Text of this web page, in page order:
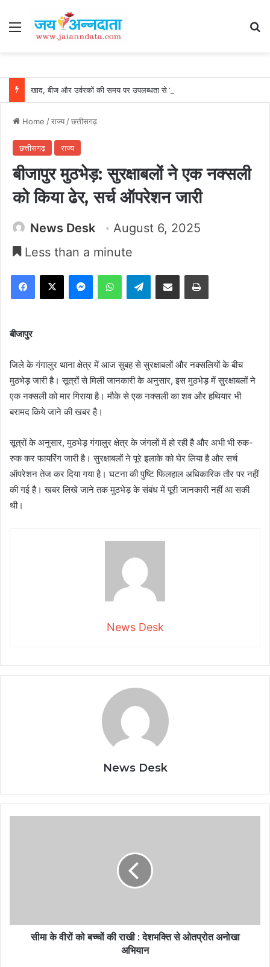
Menu
Home /राज्य/छत्तीसगढ़
छत्तीसगढ़ राज्य
बीजापुर मुठभेड़: सुरक्षाबलों ने एक नक्सली
को किया ढेर, सर्च ऑपरेशन जारी
News Desk
August 6, 2025
Less than a minute
Facebook
X MessengerWhatsAppTelegramShare via Email Print
बीजापुर
जिले के गंगालुर थाना क्षेत्र में आज सुबह से सुरक्षाबलों और नक्सलियों के बीच
मुठभेड़ जारी है। सूत्रों से मिली जानकारी के अनुसार, इस मुठभेड़ में सुरक्षाबलों ने
एक नक्सली को मार गिराया है। मौके से एक नक्सली का शव और हथियार भी
बरामद किये जाने की खबर है।
सूत्रों के अनुसार, मुठभेड़ गंगालुर क्षेत्र के जंगलों में हो रही है और अभी भी रुक-
रुक कर फायरिंग जारी है। सुरक्षाबलों ने पूरे इलाके को घेर लिया है और सर्च
ऑपरेशन तेज कर दिया गया है। घटना की पुष्टि फिलहाल अधिकारिक तौर पर नहीं
की गई है। खबर लिखे जाने तक मुठभेड़ के संबंध में पूरी जानकारी नहीं आ सकी
थी।
News Desk
News Desk
सीमा के वीरों को बच्चों की राखी : देशभक्ति से ओतप्रोत अनोखा
अभियान